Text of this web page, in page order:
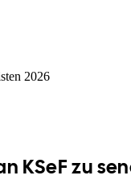
2026
KSeF zu